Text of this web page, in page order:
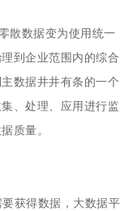
散数据变为使用统一
到企业范围内的综合
数据井井有条的一个
、处理、应用进行监
质量。
获得数据，大数据平